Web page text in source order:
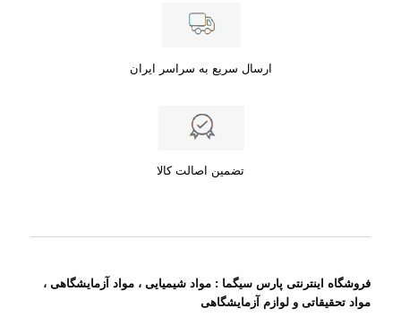
ارسال سریع به سراسر ایران
تضمین اصالت کالا
فروشگاه اینترنتی پارس سیگما : مواد شیمیایی ، مواد آزمایشگاهی ،
مواد تحقیقاتی و لوازم آزمایشگاهی